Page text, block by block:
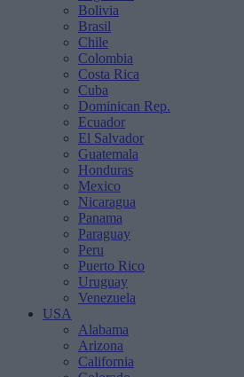
Bolivia
Brasil
Chile
Colombia
Costa Rica
Cuba
Dominican Rep.
Ecuador
El Salvador
Guatemala
Honduras
Mexico
Nicaragua
Panama
Paraguay
Peru
Puerto Rico
Uruguay
Venezuela
USA
Alabama
Arizona
California